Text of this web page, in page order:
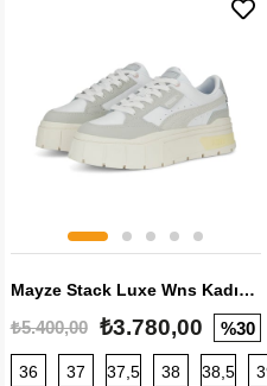
40 40,5 41 42 42,5
Mayze Stack Luxe Wns Kadın Sneaker
₺5.400,00 ₺3.780,00 %30
36 37 37,5 38 38,5